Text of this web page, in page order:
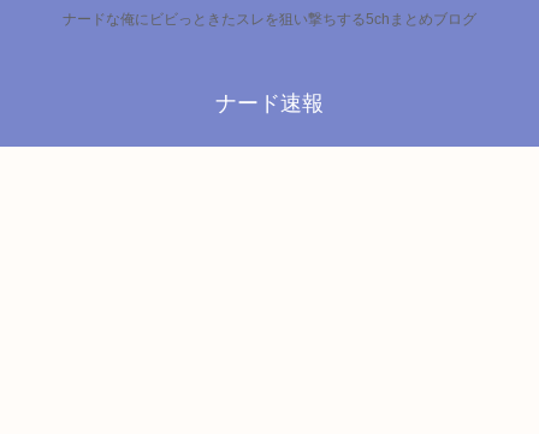
ナードな俺にビビっときたスレを狙い撃ちする5chまとめブログ
ナード速報